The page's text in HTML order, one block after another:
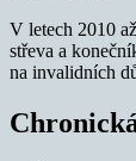
V letech 2010
střeva a
na invalidních